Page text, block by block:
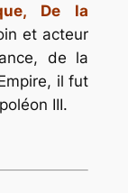
De la
et acteur
de la
il fut
III.